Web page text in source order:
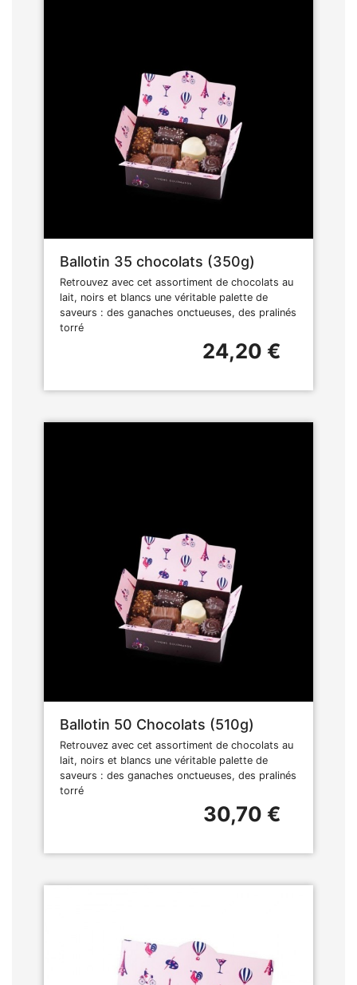
Ballotin 35 chocolats (350g)
Retrouvez avec cet assortiment de chocolats au
lait, noirs et blancs une véritable palette de
saveurs : des ganaches onctueuses, des pralinés
torré
24,20 €
Ballotin 50 Chocolats (510g)
Retrouvez avec cet assortiment de chocolats au
lait, noirs et blancs une véritable palette de
saveurs : des ganaches onctueuses, des pralinés
torré
30,70 €